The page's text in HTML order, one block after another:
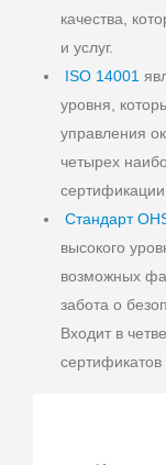
качества,
и услуг.
ISO 14001
уровня,
управления
четырех
Стандарт
высокого
возможных
забота о
Входит в
сертификатов